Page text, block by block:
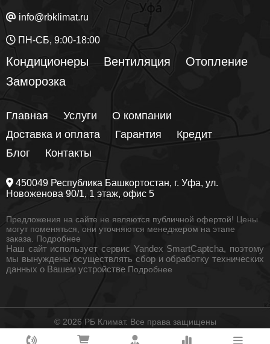
info@rbklimat.ru
ПН-СБ, 9:00-18:00
Кондиционеры Вентиляция
Отопление
Заморозка
Главная Услуги
О компании
Доставка и оплата
Гарантия
Кредит
Блог
Контакты
450049 Республика Башкортостан, г. Уфа, ул.
Новоженова 90/1, 1 этаж, офис 5
Предложения на сайте не являются публичной офертой! Цены
могут поменяться, они уточняются менеджером на этапе
заказа. Подробнее
Наш сайт использует сервис Yandex SmartCaptcha, поэтому
мы вынуждены осуществлять сбор и обработку технических
данных о Вашем устройстве Подробнее
© 2026 РБ Климат. Все права защищены
Как вам удобнее с нами связаться?